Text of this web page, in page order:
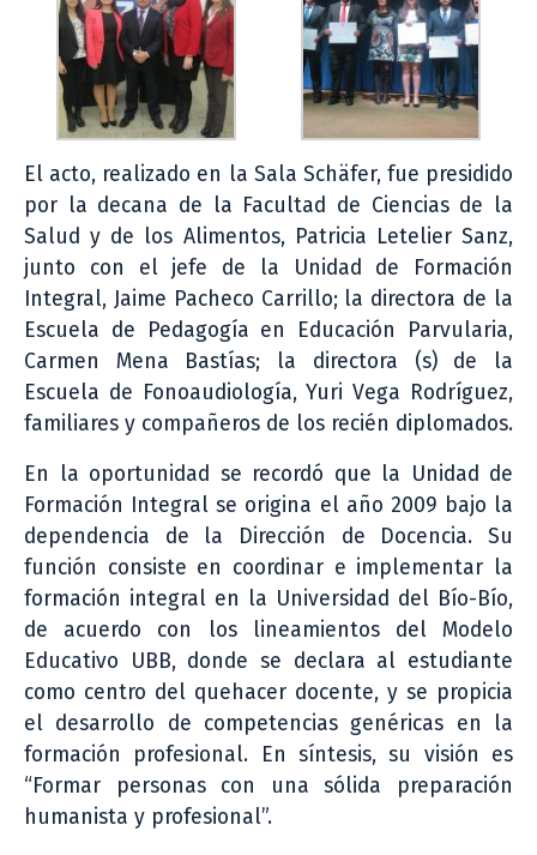
El acto, realizado en la Sala Schäfer, fue presidido
por la decana de la Facultad de Ciencias de la
Salud y de los Alimentos, Patricia Letelier Sanz,
junto con el jefe de la Unidad de Formación
Integral, Jaime Pacheco Carrillo; la directora de la
Escuela de Pedagogía en Educación Parvularia,
Carmen Mena Bastías; la directora (s) de la
Escuela de Fonoaudiología, Yuri Vega Rodríguez,
familiares y compañeros de los recién diplomados.
En la oportunidad se recordó que la Unidad de
Formación Integral se origina el año 2009 bajo la
dependencia de la Dirección de Docencia. Su
función consiste en coordinar e implementar la
formación integral en la Universidad del Bío-Bío,
de acuerdo con los lineamientos del Modelo
Educativo UBB, donde se declara al estudiante
como centro del quehacer docente, y se propicia
el desarrollo de competencias genéricas en la
formación profesional. En síntesis, su visión es
“Formar personas con una sólida preparación
humanista y profesional”.